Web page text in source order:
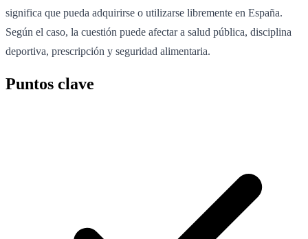
significa que pueda adquirirse o utilizarse libremente en España.
Según el caso, la cuestión puede afectar a salud pública, disciplina
deportiva, prescripción y seguridad alimentaria.
Puntos clave